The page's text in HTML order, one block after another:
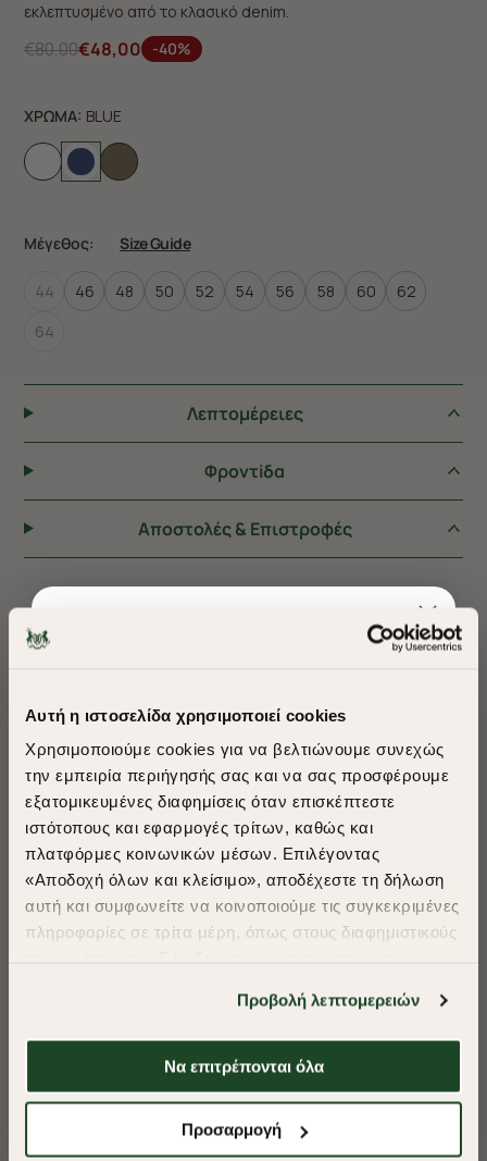
Αυτή η ιστοσελίδα χρησιμοποιεί cookies
Χρησιμοποιούμε cookies για να βελτιώνουμε συνεχώς
την εμπειρία περιήγησής σας και να σας προσφέρουμε
εξατομικευμένες διαφημίσεις όταν επισκέπτεστε
ιστότοπους και εφαρμογές τρίτων, καθώς και
πλατφόρμες κοινωνικών μέσων. Επιλέγοντας
«Αποδοχή όλων και κλείσιμο», αποδέχεστε τη δήλωση
αυτή και συμφωνείτε να κοινοποιούμε τις συγκεκριμένες
πληροφορίες σε τρίτα μέρη, όπως στους διαφημιστικούς
απαιτούμενα cookies» και θα περιοριστούμε
στα cookies και τις τεχνολογίες που είναι απολύτως
απαραίτητα για την ασφαλή απόδοση και
λειτουργικότητα της ιστοσελίδας μας. Ωστόσο, λάβετε
θα μπορούμε να συλλέξουμε πληροφορίες που θα
Προβολή λεπτομερειών
Να επιτρέπονται όλα
Προσαρμογή
εκλεπτυσμένο από το κλασικό denim.
€80,00€48,00 -40%
ΧΡΩΜΑ: BLUE
Μέγεθος: Size Guide
44 46 48 50 52 54 56 58 60
62
64
Λεπτομέρειες
Φροντiδα
Αποστολές & Επιστροφές
ΠΡΟΤΕΙΝΟΥΜΕ ΓΙΑ ΕΣΑΣ
-40%
ΠΑΝΤΕΛΟΝΙ CHINOS ΚΑΠΑΡΤΙΝΑ REGULAR FIT
-40%
​
A Season of Style
SUMMER SALE
Shop Now